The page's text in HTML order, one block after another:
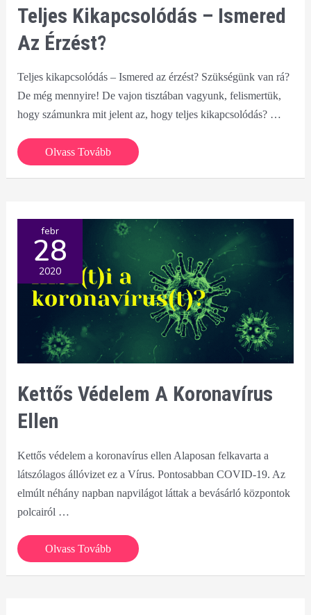
Teljes Kikapcsolódás – Ismered
Az Érzést?
Teljes kikapcsolódás – Ismered az érzést? Szükségünk van rá?
De még mennyire! De vajon tisztában vagyunk, felismertük,
hogy számunkra mit jelent az, hogy teljes kikapcsolódás? …
Teljes
kikapcsolódás
az
érzést?
Olvass Tovább
febr
28
2020
Kettős Védelem A Koronavírus
Ellen
Kettős védelem a koronavírus ellen Alaposan felkavarta a
látszólagos állóvizet ez a Vírus. Pontosabban COVID-19. Az
elmúlt néhány napban napvilágot láttak a bevásárló központok
polcairól …
Kettős
védelem
Olvass Tovább